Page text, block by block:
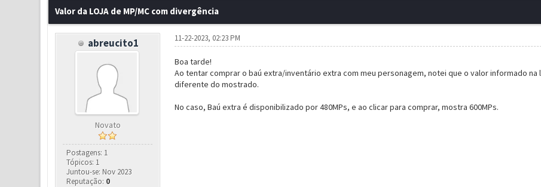
Valor da LOJA de MP/MC com divergência
abreucito1
Novato
Postagens: 1
Tópicos: 1
Juntou-se: Nov 2023
Reputação: 0
11-22-2023, 02:23 PM
Boa tarde!
Ao tentar comprar o baú extra/inventário extra com meu personagem, notei que o valor informado na
diferente do mostrado.
No caso, Baú extra é disponibilizado por 480MPs, e ao clicar para comprar, mostra 600MPs.